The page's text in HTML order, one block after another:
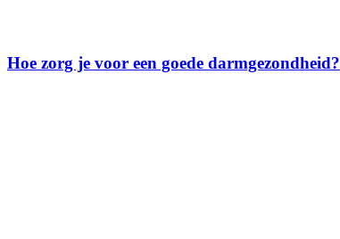
Hoe zorg je voor een goede darmgezondheid?